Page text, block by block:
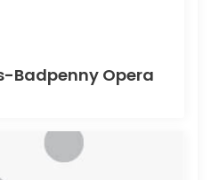
Badpenny Opera